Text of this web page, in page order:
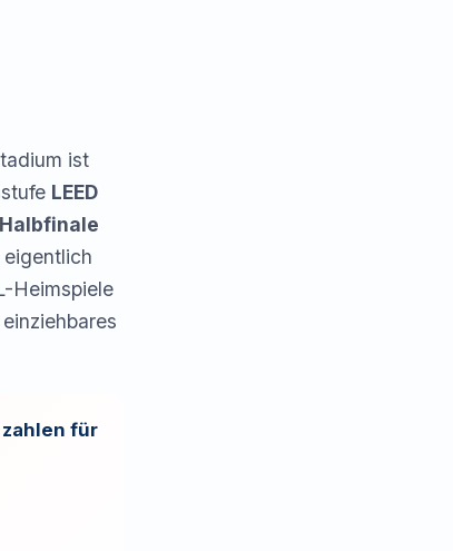
ist
LEED
Halbfinale
Heimspiele
für